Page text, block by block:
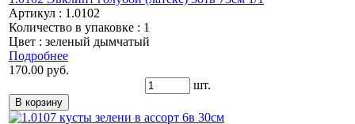
Артикул : 1.0102
Количество в упаковке : 1
Цвет : зеленый дымчатый
Подробнее
170.00 руб.
шт.